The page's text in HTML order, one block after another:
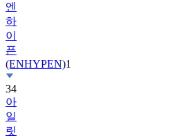
엔
하
이
픈
(ENHYPEN)1
34
아
일
릿